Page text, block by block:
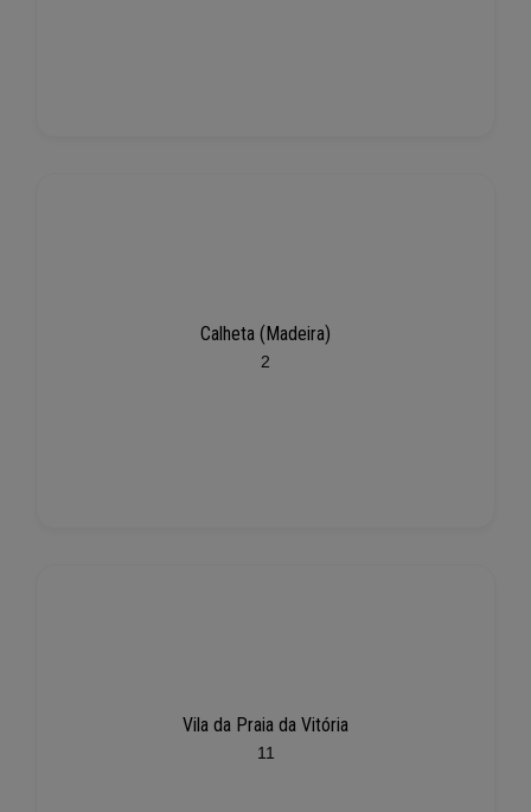
Calheta (Madeira)
2
Vila da Praia da Vitória
11